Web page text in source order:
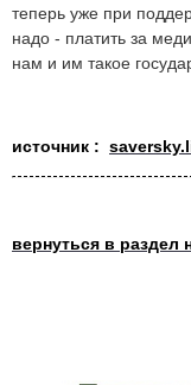
теперь уже при
надо - платить за
нам и им такое
источник :
вернуться в раздел